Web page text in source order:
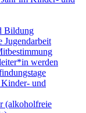
Bildung
Jugendarbeit
werden
und
(alkoholfreie